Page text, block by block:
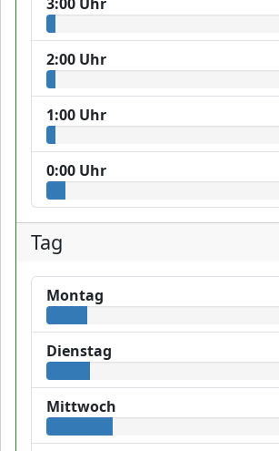
3:00 Uhr
2:00 Uhr
1:00 Uhr
0:00 Uhr
Tag
Montag
Dienstag
Mittwoch